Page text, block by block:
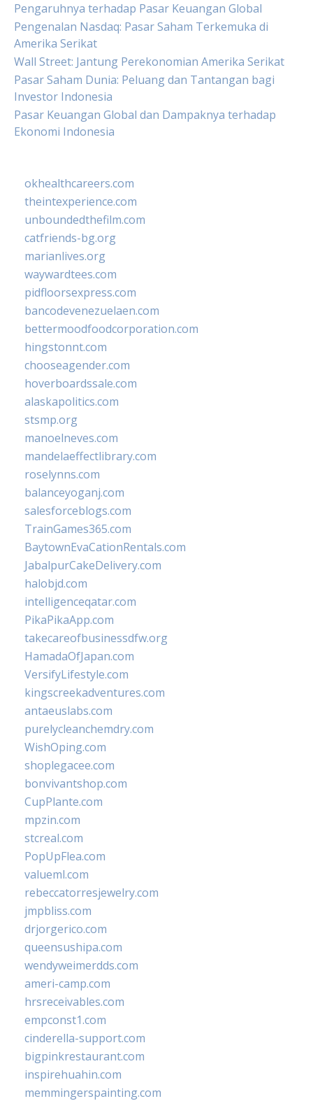
Pengaruhnya terhadap Pasar Keuangan Global
Pengenalan Nasdaq: Pasar Saham Terkemuka di
Amerika Serikat
Wall Street: Jantung Perekonomian Amerika Serikat
Pasar Saham Dunia: Peluang dan Tantangan bagi
Investor Indonesia
Pasar Keuangan Global dan Dampaknya terhadap
Ekonomi Indonesia
okhealthcareers.com
theintexperience.com
unboundedthefilm.com
catfriends-bg.org
marianlives.org
waywardtees.com
pidfloorsexpress.com
bancodevenezuelaen.com
bettermoodfoodcorporation.com
hingstonnt.com
chooseagender.com
hoverboardssale.com
alaskapolitics.com
stsmp.org
manoelneves.com
mandelaeffectlibrary.com
roselynns.com
balanceyoganj.com
salesforceblogs.com
TrainGames365.com
BaytownEvaCationRentals.com
JabalpurCakeDelivery.com
halobjd.com
intelligenceqatar.com
PikaPikaApp.com
takecareofbusinessdfw.org
HamadaOfJapan.com
VersifyLifestyle.com
kingscreekadventures.com
antaeuslabs.com
purelycleanchemdry.com
WishOping.com
shoplegacee.com
bonvivantshop.com
CupPlante.com
mpzin.com
stcreal.com
PopUpFlea.com
valueml.com
rebeccatorresjewelry.com
jmpbliss.com
drjorgerico.com
queensushipa.com
wendyweimerdds.com
ameri-camp.com
hrsreceivables.com
empconst1.com
cinderella-support.com
bigpinkrestaurant.com
inspirehuahin.com
memmingerspainting.com